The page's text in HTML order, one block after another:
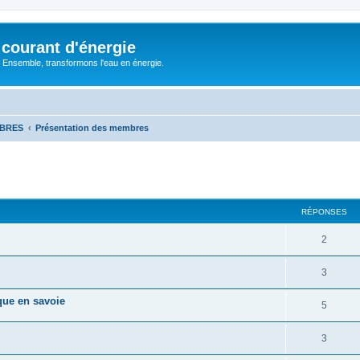
courant d'énergie
transformons l'eau en énergie.
Présentation des membres
RÉPONSES
2R
é
o
n
s
3R
é
o
n
en savoie 5R
é
3R